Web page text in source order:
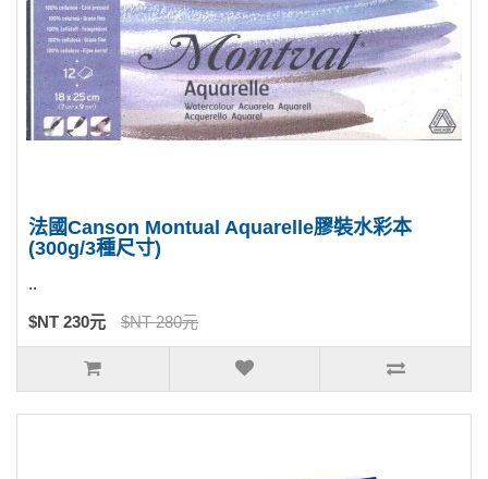
法國Canson Montual Aquarelle膠裝水彩本
(300g/3種尺寸)
..
$NT 230元 $NT 280元